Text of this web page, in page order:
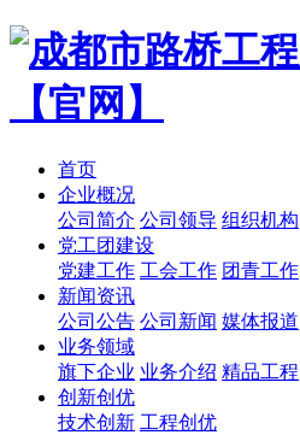
首页
企业概况
公司简介 公司领导 组织机构
党工团建设
党建工作 工会工作 团青工作
新闻资讯
公司公告 公司新闻 媒体报道
业务领域
旗下企业 业务介绍 精品工程
创新创优
技术创新 工程创优